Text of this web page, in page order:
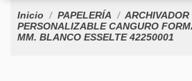
Inicio PAPELERÍA
PERSONALIZABLE CANGURO
MM. BLANCO ESSELTE 42250001